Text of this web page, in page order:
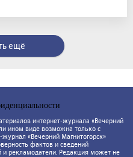
ещё
интернет-журнала «Вечерний
ином виде возможна только с
журнал «Вечерний Магнитогорск»
фактов и сведений
и рекламодатели. Редакция может не